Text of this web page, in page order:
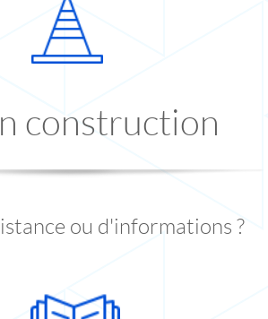
construction
ou d'informations ?